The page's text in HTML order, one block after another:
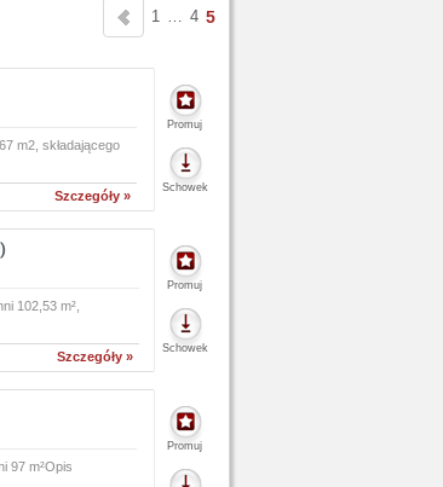
1 … 4 5
m2, składającego
Szczegóły »
Promuj
Schowek
102,53 m²,
Szczegóły »
Promuj
Schowek
97 m²Opis
Promuj